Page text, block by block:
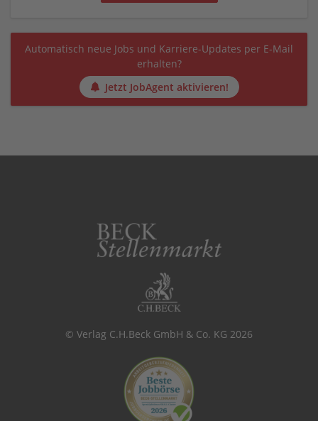
Automatisch neue Jobs und Karriere-Updates per E-Mail
erhalten?
Jetzt JobAgent aktivieren!
© Verlag C.H.Beck GmbH & Co. KG 2026